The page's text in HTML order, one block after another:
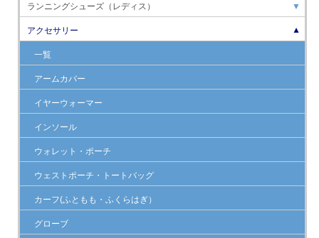
ランニングシューズ（レディス） ▼
アクセサリー ▼
一覧
アームカバー
イヤーウォーマー
インソール
ウォレット・ポーチ
ウェストポーチ・トートバッグ
カーフ(ふともも・ふくらはぎ）
グローブ